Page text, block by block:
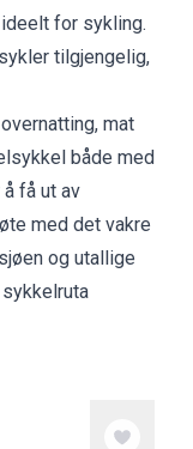
for sykling.
tilgjengelig,
mat
både med
få ut av
med det vakre
og utallige